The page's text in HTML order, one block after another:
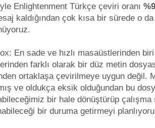
Enlightenment Türkçe çeviri oranı
kaldığından çok kısa bir sürede o
En sade ve hızlı masaüstlerinden
farklı olarak bir düz metin
ortaklaşa çevirilmeye uygun değil.
ve oldukça eksik olduğundan bu
bir hale dönüştürüp
bir duruma getirmeyi